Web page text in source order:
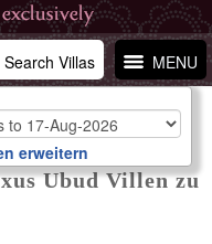
MENU
Search Villas
Ubud Villen zu
erweitern